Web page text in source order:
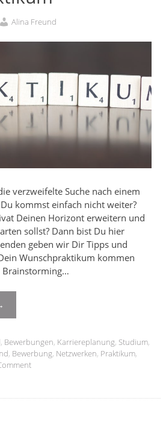
Alina Freund
verzweifelte Suche nach einem
kommst einfach nicht weiter?
Deinen Horizont erweitern und
sollst? Dann bist Du hier
geben wir Dir Tipps und
Wunschpraktikum kommen
Brainstorming…
, Bewerbungen, Karriereplanung, Studium,
, Bewerbung, Netzwerken, Praktikum,